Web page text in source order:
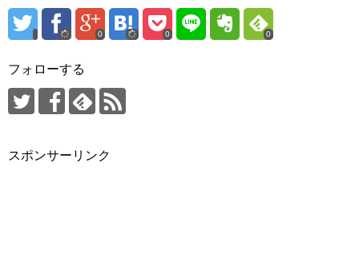
0 0 0
フォローする
スポンサーリンク